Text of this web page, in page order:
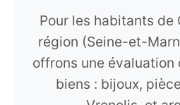
Pour les habitants de
région (Seine-et-
offrons une évaluation
biens : bijoux,